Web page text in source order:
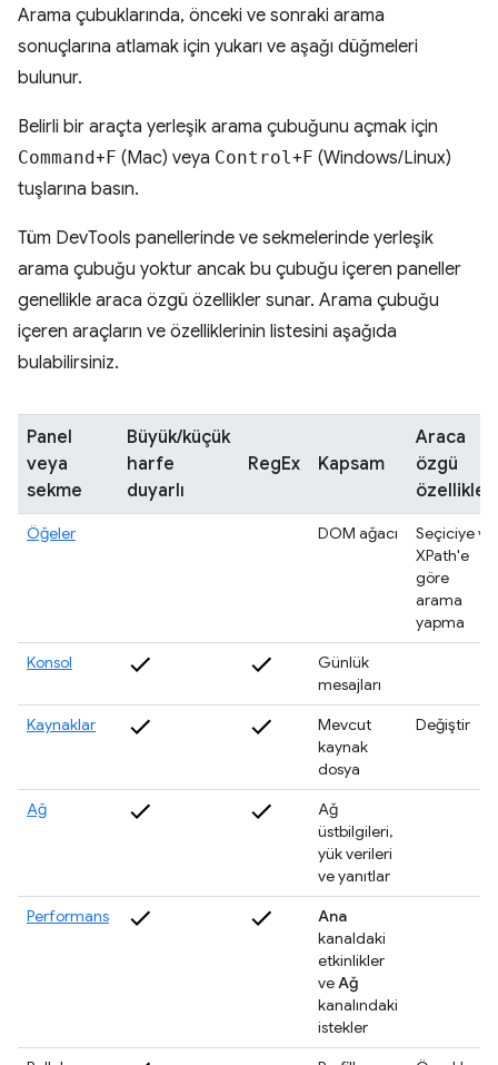
Arama çubuklarında, önceki ve sonraki arama
sonuçlarına atlamak için yukarı ve aşağı düğmeleri
bulunur.
Belirli bir araçta yerleşik arama çubuğunu açmak için
Command+F (Mac) veya Control +F (Windows/Linux)
tuşlarına basın.
Tüm DevTools panellerinde ve sekmelerinde yerleşik
arama çubuğu yoktur ancak bu çubuğu içeren paneller
genellikle araca özgü özellikler sunar. Arama çubuğu
içeren araçların ve özelliklerinin listesini aşağıda
bulabilirsiniz.
Panel
veya
sekme
Büyük/küçük
harfe
duyarlı
RegEx Kapsam
Araca
özgü
özellikler
Öğeler DOM ağacı
Seçiciye ve
XPath'e
göre
arama
yapma
Konsol
Günlük
mesajları
Kaynaklar
Mevcut
kaynak
dosya
Değiştir
Ağ
Ağ
üstbilgileri,
yük verileri
ve yanıtlar
Performans
Ana
kanaldaki
etkinlikler
ve Ağ
kanalındaki
istekler